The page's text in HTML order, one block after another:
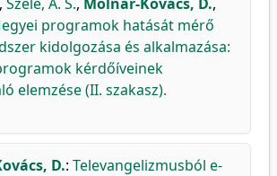
programok hatását mérő
kidolgozása és alkalmazása:
kérdőíveinek
elemzése (II. szakasz).
D.: Televangelizmusból e-